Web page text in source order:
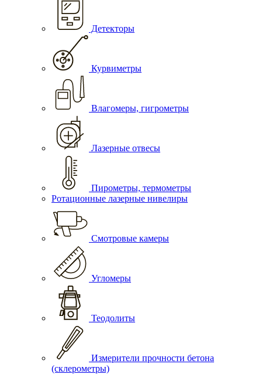
Детекторы
Курвиметры
Влагомеры, гигрометры
Лазерные отвесы
Пирометры, термометры
Ротационные лазерные нивелиры
Смотровые камеры
Угломеры
Теодолиты
Измерители прочности бетона
(склерометры)